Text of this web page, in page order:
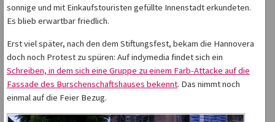
sonnige und mit Einkaufstouristen gefüllte Innenstadt erkundeten.
Es blieb erwartbar friedlich.
Erst viel später, nach den dem Stiftungsfest, bekam die Hannovera
doch noch Protest zu spüren: Auf indymedia findet sich ein
Schreiben, in dem sich eine Gruppe zu einem Farb-Attacke auf die
Fassade des Burschenschaftshauses bekennt. Das nimmt noch
einmal auf die Feier Bezug.